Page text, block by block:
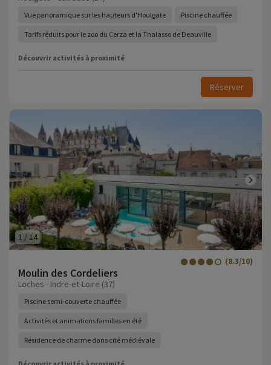
Vue panoramique sur les hauteurs d'Houlgate Piscine chauffée
Tarifs réduits pour le zoo du Cerza et la Thalasso de Deauville
Découvrir activités à proximité
Réserver
1 /14
Moulin des Cordeliers
(8.3/10)
Loches - Indre-et-Loire (37)
Piscine semi-couverte chauffée
Activités et animations familles en été
Résidence de charme dans cité médiévale